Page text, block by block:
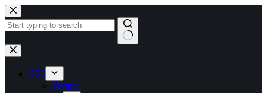
Zum
Inhalt
springen
Keine
Ergebnisse
TFS
Partner